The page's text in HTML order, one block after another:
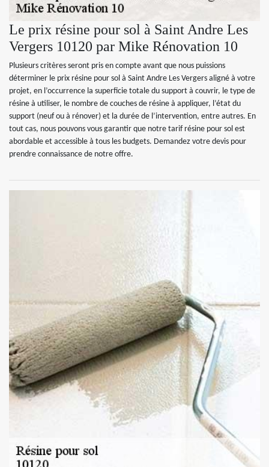
Le prix résine pour sol à Saint Andre Les
Vergers 10120 par Mike Rénovation 10
Plusieurs critères seront pris en compte avant que nous puissions
déterminer le prix résine pour sol à Saint Andre Les Vergers aligné à votre
projet, en l’occurrence la superficie totale du support à couvrir, le type de
résine à utiliser, le nombre de couches de résine à appliquer, l’état du
support (neuf ou à rénover) et la durée de l’intervention, entre autres. En
tout cas, nous pouvons vous garantir que notre tarif résine pour sol est
abordable et accessible à tous les budgets. Demandez votre devis pour
prendre connaissance de notre offre.